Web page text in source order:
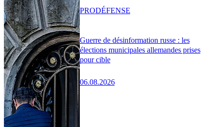
Guerre de désinformation russe : les
élections municipales allemandes prises
pour cible
06.08.2026
PRODÉFENSE